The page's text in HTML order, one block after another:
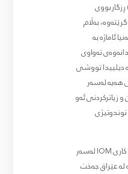
بەڵام
ئاماژە بە
تەواوی
لە دیلییدا تووشی
لەسەر
زیاترکردنی ئەو
ساندرا ئۆرلۆڤیچ گوتی کاری IOM لەسەر
عێراق جەخت